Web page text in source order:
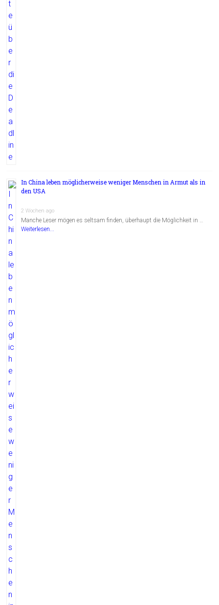
In China leben möglicherweise weniger Menschen in Armut als in
den USA
2 Wochen ago
Manche Leser mögen es seltsam finden, überhaupt die Möglichkeit in …
Weiterlesen...